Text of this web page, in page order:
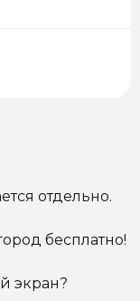
отдельно.
бесплатно!
экран?